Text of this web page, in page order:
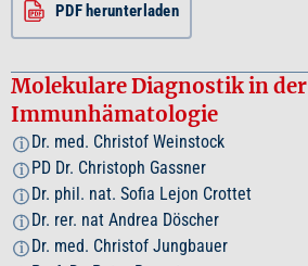
PDF herunterladen
Molekulare Diagnostik in der
Immunhämatologie
i Dr. med. Christof Weinstock
i PD Dr. Christoph Gassner
i Dr. phil. nat. Sofia Lejon Crottet
i Dr. rer. nat Andrea Döscher
i Dr. med. Christof Jungbauer